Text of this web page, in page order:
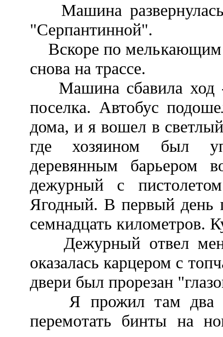
Машина
"Серпантинной".
Вскоре по
снова на трассе.
Машина сбавила ход -
поселка. Автобус
дома, и я вошел в
где хозяином был
деревянным барьером
дежурный с
Ягодный. В первый день
семнадцать километров.
Дежурный отвел
оказалась карцером с
двери был прорезан
Я прожил там два
перемотать бинты на